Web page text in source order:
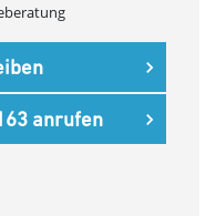
anrufen